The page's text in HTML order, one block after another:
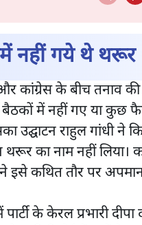
नहीं गये थे थरूर
के बीच तनाव की
बैठकों में नहीं गए या
उद्घाटन राहुल गांधी
का नाम नहीं लिया।
इसे कथित तौर पर अपमान
में पार्टी के केरल प्रभारी